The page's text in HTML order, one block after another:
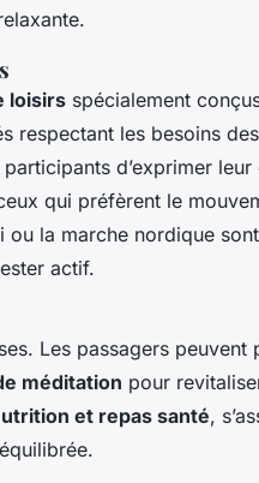
loisirs spécialement
respectant les besoins
d’exprimer
qui préfèrent le
ou la marche nordique
actif.
Les passagers peuvent
méditation pour
et repas santé,